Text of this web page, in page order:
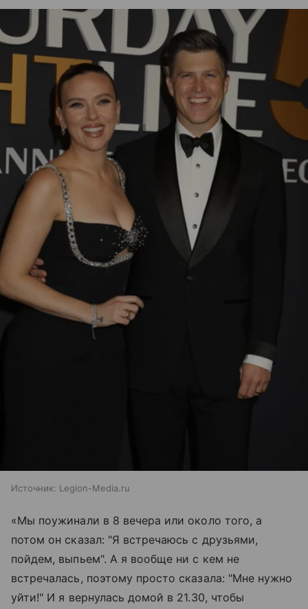
Источник: Legion-Media.ru
«Мы поужинали в 8 вечера или около того, а
потом он сказал: "Я встречаюсь с друзьями,
пойдем, выпьем". А я вообще ни с кем не
встречалась, поэтому просто сказала: "Мне нужно
уйти!" И я вернулась домой в 21.30, чтобы